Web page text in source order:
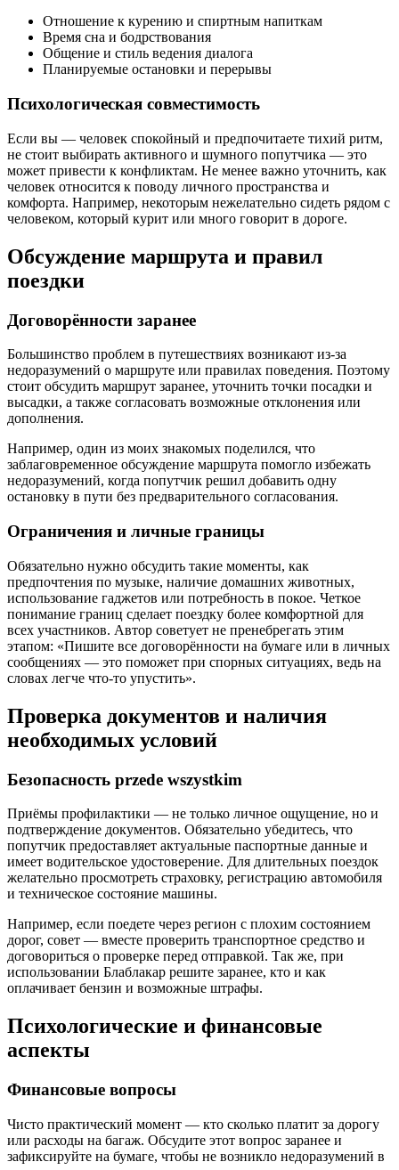
Отношение к курению и спиртным напиткам
Время сна и бодрствования
Общение и стиль ведения диалога
Планируемые остановки и перерывы
Психологическая совместимость
Если вы — человек спокойный и предпочитаете тихий ритм,
не стоит выбирать активного и шумного попутчика — это
может привести к конфликтам. Не менее важно уточнить, как
человек относится к поводу личного пространства и
комфорта. Например, некоторым нежелательно сидеть рядом с
человеком, который курит или много говорит в дороге.
Обсуждение маршрута и правил
поездки
Договорённости заранее
Большинство проблем в путешествиях возникают из-за
недоразумений о маршруте или правилах поведения. Поэтому
стоит обсудить маршрут заранее, уточнить точки посадки и
высадки, а также согласовать возможные отклонения или
дополнения.
Например, один из моих знакомых поделился, что
заблаговременное обсуждение маршрута помогло избежать
недоразумений, когда попутчик решил добавить одну
остановку в пути без предварительного согласования.
Ограничения и личные границы
Обязательно нужно обсудить такие моменты, как
предпочтения по музыке, наличие домашних животных,
использование гаджетов или потребность в покое. Четкое
понимание границ сделает поездку более комфортной для
всех участников. Автор советует не пренебрегать этим
этапом: «Пишите все договорённости на бумаге или в личных
сообщениях — это поможет при спорных ситуациях, ведь на
словах легче что-то упустить».
Проверка документов и наличия
необходимых условий
Безопасность przede wszystkim
Приёмы профилактики — не только личное ощущение, но и
подтверждение документов. Обязательно убедитесь, что
попутчик предоставляет актуальные паспортные данные и
имеет водительское удостоверение. Для длительных поездок
желательно просмотреть страховку, регистрацию автомобиля
и техническое состояние машины.
Например, если поедете через регион с плохим состоянием
дорог, совет — вместе проверить транспортное средство и
договориться о проверке перед отправкой. Так же, при
использовании Блаблакар решите заранее, кто и как
оплачивает бензин и возможные штрафы.
Психологические и финансовые
аспекты
Финансовые вопросы
Чисто практический момент — кто сколько платит за дорогу
или расходы на багаж. Обсудите этот вопрос заранее и
зафиксируйте на бумаге, чтобы не возникло недоразумений в